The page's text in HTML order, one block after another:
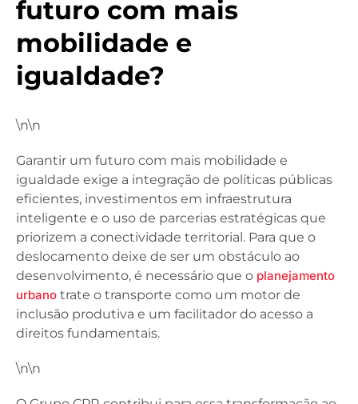
futuro com mais
mobilidade e
igualdade?
\n\n
Garantir um futuro com mais mobilidade e
igualdade exige a integração de políticas públicas
eficientes, investimentos em infraestrutura
inteligente e o uso de parcerias estratégicas que
priorizem a conectividade territorial. Para que o
deslocamento deixe de ser um obstáculo ao
desenvolvimento, é necessário que o planejamento
urbano trate o transporte como um motor de
inclusão produtiva e um facilitador do acesso a
direitos fundamentais.
\n\n